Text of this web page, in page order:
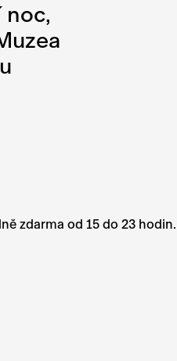
noc,
zdarma od 15 do 23 hodin.